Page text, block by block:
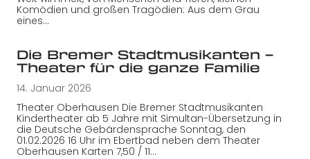
Komödien und großen Tragödien: Aus dem Grau
eines…
Die Bremer Stadtmusikanten –
Theater für die ganze Familie
14. Januar 2026
Theater Oberhausen Die Bremer Stadtmusikanten
Kindertheater ab 5 Jahre mit Simultan-Übersetzung in
die Deutsche Gebärdensprache Sonntag, den
01.02.2026 16 Uhr im Ebertbad neben dem Theater
Oberhausen Karten 7,50 / 11…